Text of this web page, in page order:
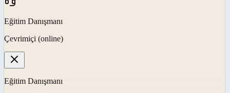
Eğitim Danışmanı
Çevrimiçi (online)
Eğitim Danışmanı